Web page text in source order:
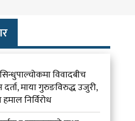
विवादबीच
माया गुरुङविरुद्ध उजुरी,
निर्विरोध